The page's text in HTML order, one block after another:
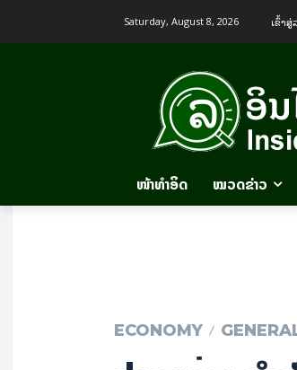
Saturday, August 8, 2026 ເຂົ້າ​
ໜ້າທຳອິດ ໝວດຂ່າວ
ECONOMY